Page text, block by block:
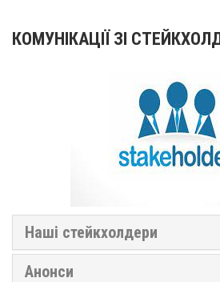
КОМУНІКАЦІЇ ЗІ
Наші стейкхолдери
Анонси